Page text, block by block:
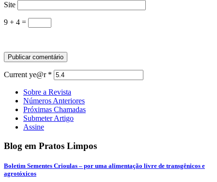
Site
9 + 4 =
Current ye@r *
Sobre a Revista
Números Anteriores
Próximas Chamadas
Submeter Artigo
Assine
Blog em Pratos Limpos
Boletim Sementes Crioulas – por uma alimentação livre de transgênicos e
agrotóxicos